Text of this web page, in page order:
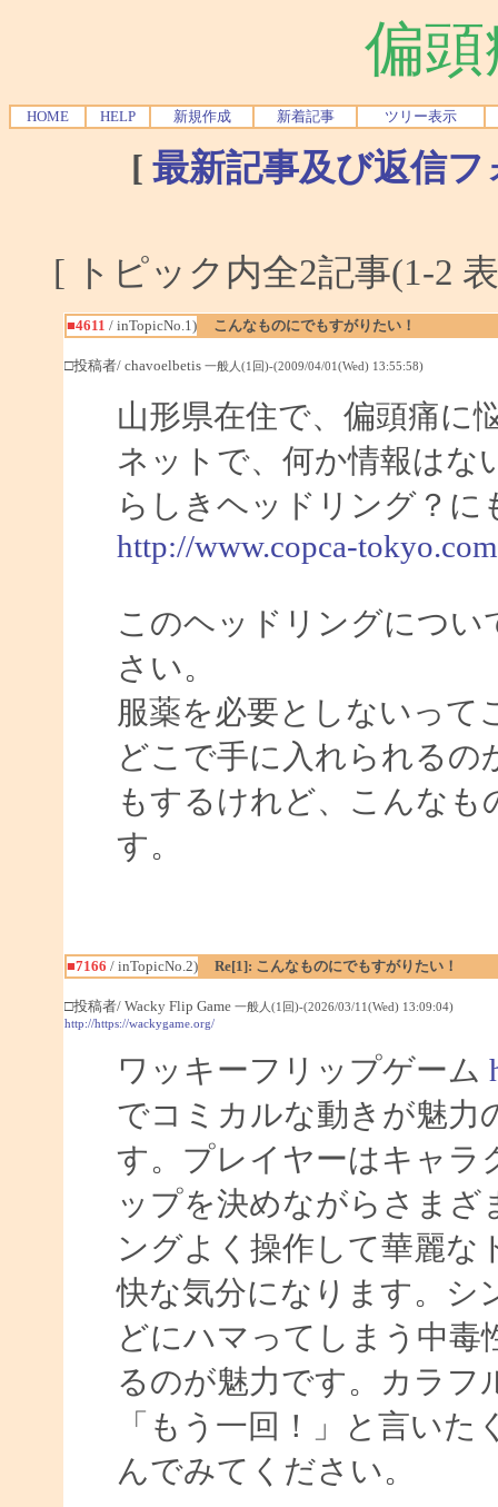
偏
HOME HELP 新規作成 新着記事 ツリー表示
[ 最新記事及び返信
[ トピック内全2記事(1-2
■4611 / inTopicNo.1) こんなものにでもすがりたい！
□投稿者/ chavoelbetis 一般人(1回)-(2009/04/01(Wed) 13:55:58)
山形県在住で、偏頭痛に
ネットで、何か情報はな
らしきヘッドリング？
http://www.copca-
このヘッドリングについ
さい。
服薬を必要としないって
どこで手に入れられる
もするけれど、こんな
す。
■7166 / inTopicNo.2) Re[1]: こんなものにでもすがりたい！
□投稿者/ Wacky Flip Game 一般人(1回)-(2026/03/11(Wed) 13:09:04)
http://https://wackygame.org/
ワッキーフリップゲーム
でコミカルな動きが魅力
す。プレイヤーはキャラ
ップを決めながらさま
ングよく操作して華麗な
快な気分になります。シ
どにハマってしまう中毒
るのが魅力です。カラフ
「もう一回！」と言い
んでみてください。